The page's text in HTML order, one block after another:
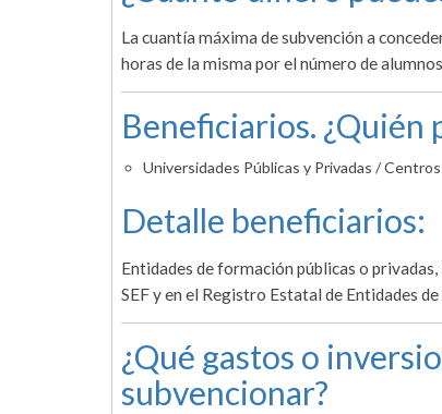
La cuantía máxima de subvención a
horas de la misma por el número de
Beneficiarios. ¿Quién
Universidades Públicas y Privadas /
Detalle beneficiarios:
Entidades de formación públicas o
SEF y en el Registro Estatal de Entidades
¿Qué gastos o
subvencionar?